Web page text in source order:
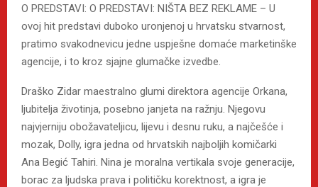
O PREDSTAVI: O PREDSTAVI: NIŠTA BEZ REKLAME – U
ovoj hit predstavi duboko uronjenoj u hrvatsku stvarnost,
pratimo svakodnevicu jedne uspješne domaće marketinške
agencije, i to kroz sjajne glumačke izvedbe.
Draško Zidar maestralno glumi direktora agencije Orkana,
ljubitelja životinja, posebno janjeta na ražnju. Njegovu
najvjerniju obožavateljicu, lijevu i desnu ruku, a najčešće i
mozak, Dolly, igra jedna od hrvatskih najboljih komičarki
Ana Begić Tahiri. Nina je moralna vertikala svoje generacije,
borac za ljudska prava i političku korektnost, a igra je